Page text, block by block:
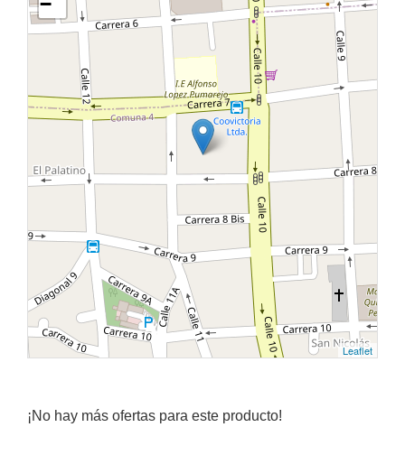
Leaflet
¡No hay más ofertas para este producto!